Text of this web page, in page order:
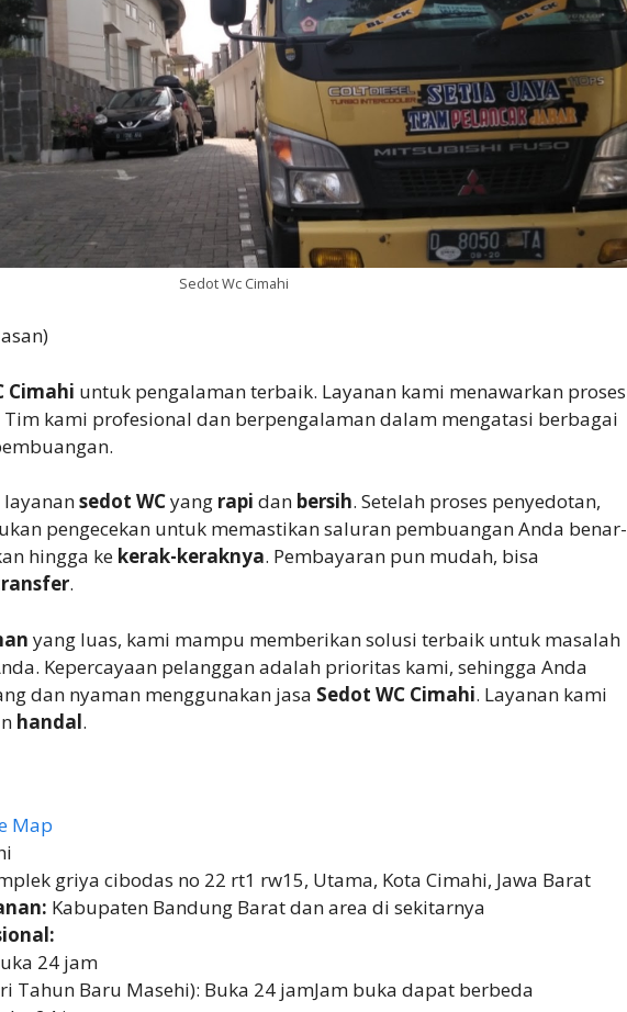
Sedot Wc Cimahi
Cimahi untuk pengalaman terbaik. Layanan kami menawarkan proses
Tim kami profesional dan berpengalaman dalam mengatasi berbagai
sedot WCyang rapi dan bersih. Setelah proses penyedotan,
pengecekan untuk memastikan saluran pembuangan Anda benar-
hingga ke kerak-keraknya. Pembayaran pun mudah, bisa
.
yang luas, kami mampu memberikan solusi terbaik untuk masalah
Kepercayaan pelanggan adalah prioritas kami, sehingga Anda
dan nyaman menggunakan jasa Sedot WC Cimahi. Layanan kami
handal.
Map
griya cibodas no 22 rt1 rw15, Utama, Kota Cimahi, Jawa Barat
Kabupaten Bandung Barat dan area di sekitarnya
24 jam
Tahun Baru Masehi): Buka 24 jamJam buka dapat berbeda